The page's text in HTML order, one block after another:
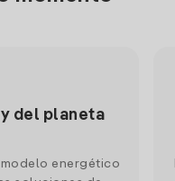
y del planeta
energético